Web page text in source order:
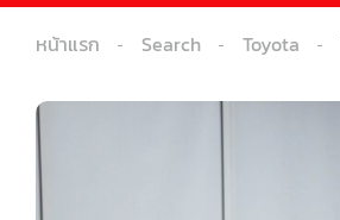
หน้าแรก Search Toyota